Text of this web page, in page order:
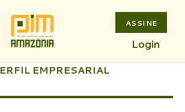
ASSINE
Login
EMPRESARIAL